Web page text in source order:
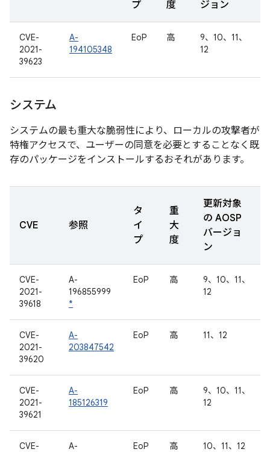
プ 度 ジョン
CVE-
2021-
39623
A-
194105348
EoP 高
9、10、11、
12
システム
システムの最も重大な脆弱性により、ローカルの攻撃者が
特権アクセスで、ユーザーの同意を必要とすることなく既
存のパッケージをインストールするおそれがあります。
CVE 参照
タ
イ
プ
重
大
度
更新対象
の AOSP
バージョ
ン
CVE-
2021-
39618
A-
196855999
*
EoP 高
9、10、11、
12
CVE-
2021-
39620
A-
203847542
EoP 高 11、12
CVE-
2021-
39621
A-
185126319
EoP 高
9、10、11、
12
CVE-
A-
EoP 高 10、11、12